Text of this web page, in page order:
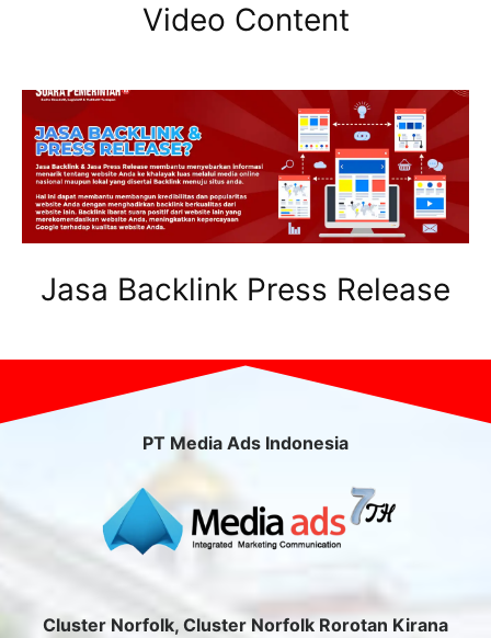
Video Content
Jasa Backlink Press Release
PT Media Ads Indonesia
Cluster Norfolk, Cluster Norfolk Rorotan Kirana